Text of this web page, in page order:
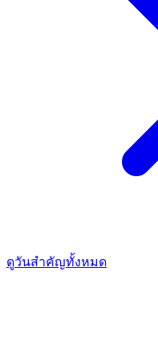
ดูวันสำคัญทั้งหมด